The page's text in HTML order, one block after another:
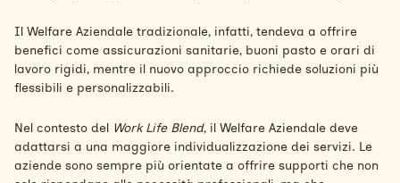
Il Welfare Aziendale tradizionale, infatti, tendeva a offrire
benefici come assicurazioni sanitarie, buoni pasto e orari di
lavoro rigidi, mentre il nuovo approccio richiede soluzioni più
flessibili e personalizzabili.
Nel contesto del Work Life Blend, il Welfare Aziendale deve
adattarsi a una maggiore individualizzazione dei servizi. Le
aziende sono sempre più orientate a offrire supporti che non